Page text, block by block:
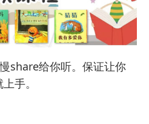
share给你听。保证让你
手。